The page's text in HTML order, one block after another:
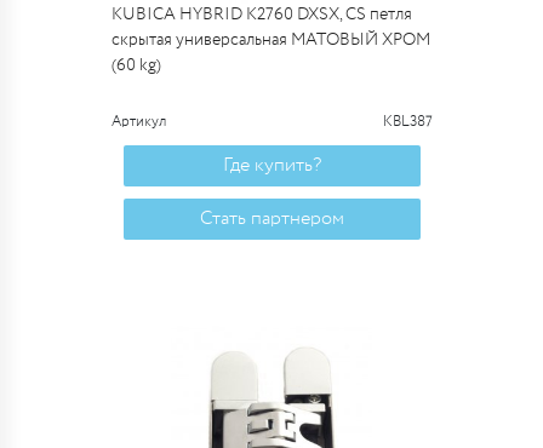
KUBICA HYBRID K2760 DXSX, CS петля
скрытая универсальная МАТОВЫЙ ХРОМ
(60 kg)
Артикул KBL387
Где купить?
Стать партнером